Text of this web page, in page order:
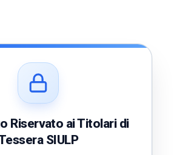
Riservato ai Titolari di
SIULP